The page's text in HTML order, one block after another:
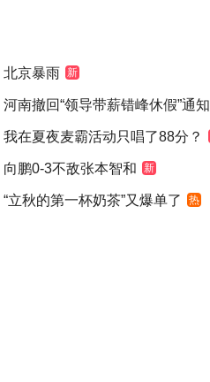
北京暴雨 新
河南撤回“领导带薪错峰休假”通知
我在夏夜麦霸活动只唱了88分？
向鹏0-3不敌张本智和 新
“立秋的第一杯奶茶”又爆单了 热